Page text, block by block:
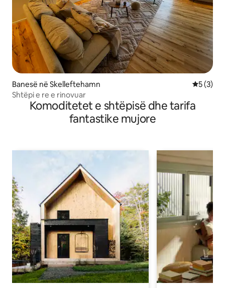
Banesë në Skelleftehamn
5 (3)
Shtëpi e re e rinovuar
Komoditetet e shtëpisë dhe tarifa
fantastike mujore